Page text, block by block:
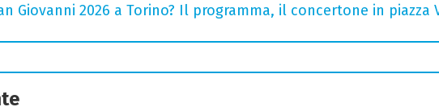
Giovanni 2026 a Torino? Il programma, il concertone in